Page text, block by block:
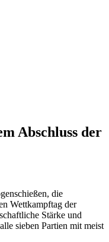
Abschluss der
die
Wettkampftag der
Stärke und
sieben Partien mit meist